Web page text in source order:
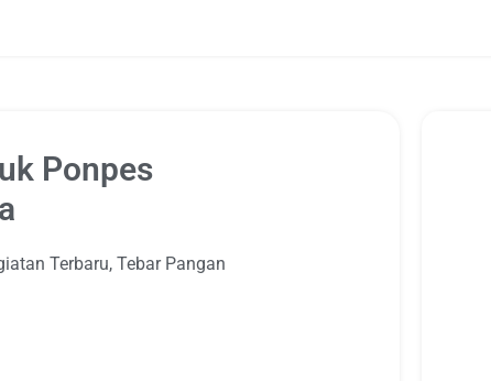
Ponpes
Terbaru, Tebar Pangan